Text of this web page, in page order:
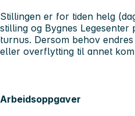
Stillingen er for tiden helg
stilling og Bygnes
turnus. Dersom behov
eller overflytting til annet
Arbeidsoppgaver